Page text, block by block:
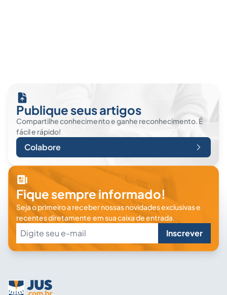
Publique seus artigos
Compartilhe conhecimento e ganhe reconhecimento. É
fácil e rápido!
Colabore
Fique sempre informado!
Seja o primeiro a receber nossas novidades exclusivas e
recentes diretamente em sua caixa de entrada.
Inscrever